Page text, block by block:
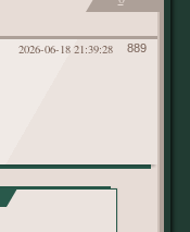
889
2026-06-18 21:39:28